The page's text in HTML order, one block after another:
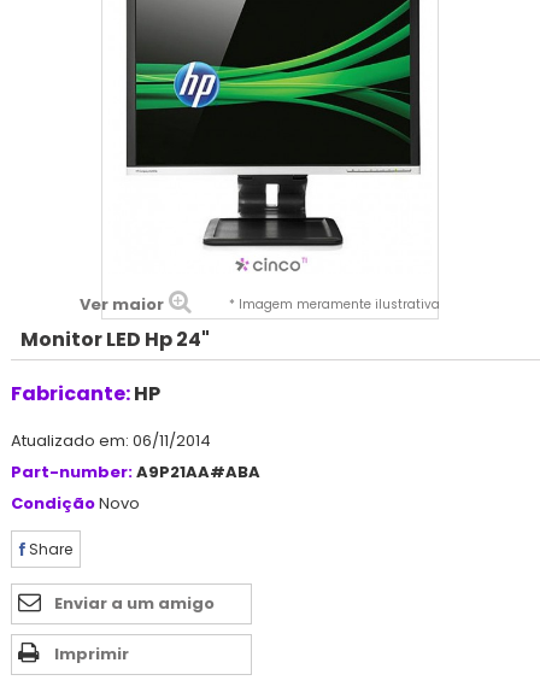
Ver maior * Imagem meramente ilustrativa
Monitor LED Hp 24"
Fabricante:HP
Atualizado em: 06/11/2014
Part-number:A9P21AA#ABA
CondiçãoNovo
Share
Enviar a um amigo
Imprimir